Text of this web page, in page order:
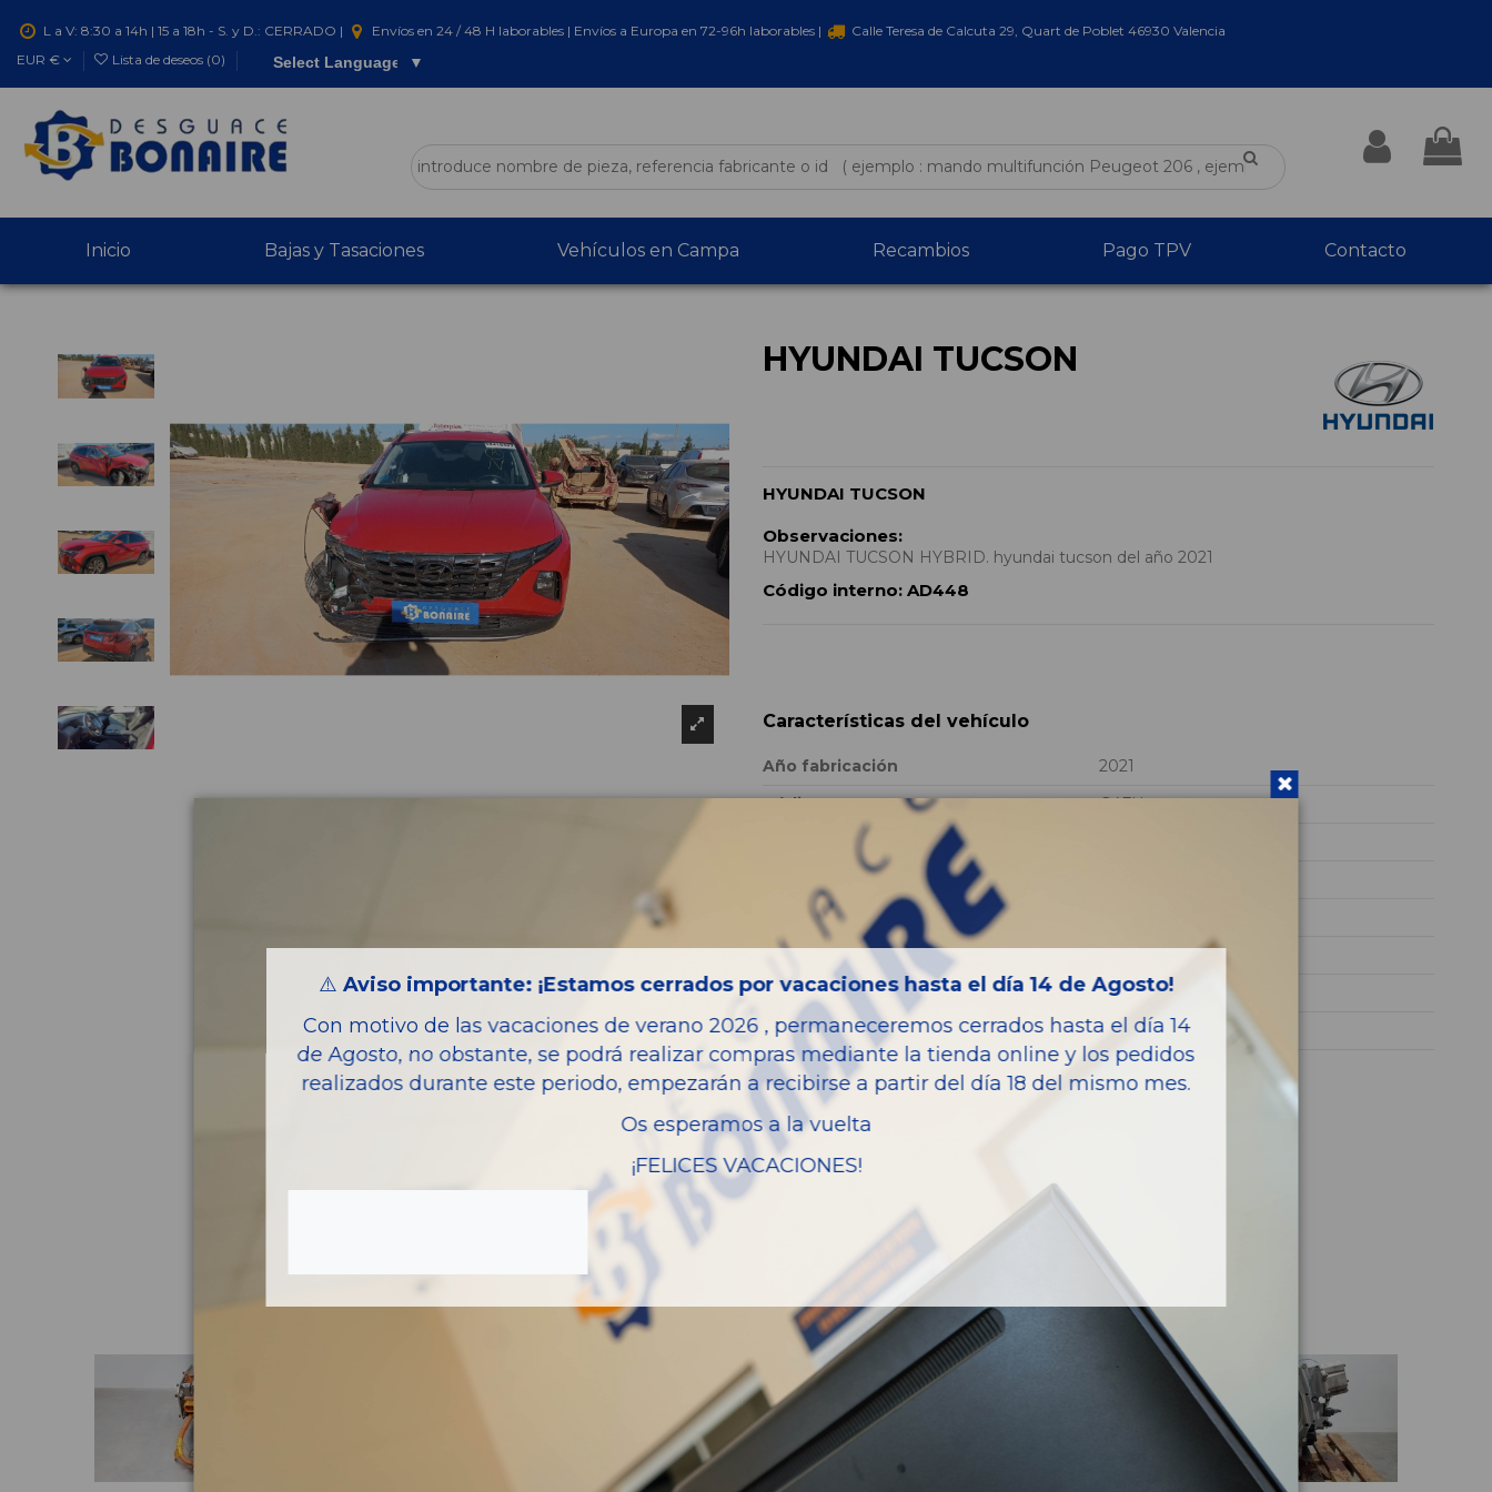
L a V: 8:30 a 14h | 15 a 18h - S. y D.: CERRADO | Envíos en 24 / 48 H laborables | Envíos a Europa en 72-96h laborables |
Calle Teresa de Calcuta 29, Quart de Poblet 46930 Valencia
EUR €
Lista de deseos (0) Select Language ▼
Inicio Bajas y Tasaciones Vehículos en Campa Recambios Pago TPV Contacto
HYUNDAI TUCSON
HYUNDAI TUCSON
Observaciones:
HYUNDAI TUCSON HYBRID. hyundai tucson del año 2021
Código interno: AD448
Características del vehículo
Año fabricación
2021
Código motor
G4FU
Combustible
Potencia
179CV 132KW
Modelo
TUCSON
Piezas almacenadas del vehículo
⚠️ Aviso importante: ¡Estamos cerrados por vacaciones hasta el día 14 de Agosto!
Con motivo de las vacaciones de verano 2026 , permaneceremos cerrados hasta el día 14
de Agosto, no obstante, se podrá realizar compras mediante la tienda online y los pedidos
realizados durante este periodo, empezarán a recibirse a partir del día 18 del mismo mes.
Os esperamos a la vuelta
¡FELICES VACACIONES!